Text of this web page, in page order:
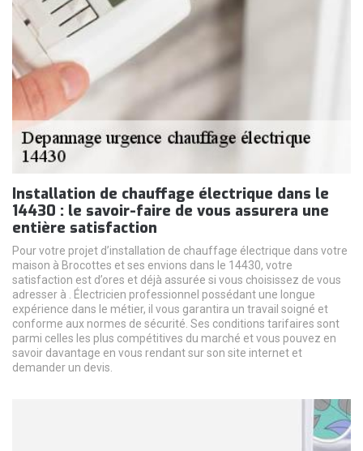
Installation de chauffage électrique dans le
14430 : le savoir-faire de vous assurera une
entière satisfaction
Pour votre projet d’installation de chauffage électrique dans votre
maison à Brocottes et ses envions dans le 14430, votre
satisfaction est d’ores et déjà assurée si vous choisissez de vous
adresser à . Électricien professionnel possédant une longue
expérience dans le métier, il vous garantira un travail soigné et
conforme aux normes de sécurité. Ses conditions tarifaires sont
parmi celles les plus compétitives du marché et vous pouvez en
savoir davantage en vous rendant sur son site internet et
demander un devis.